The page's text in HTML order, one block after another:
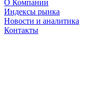
О Компании
Индексы рынка
Новости и аналитика
Контакты